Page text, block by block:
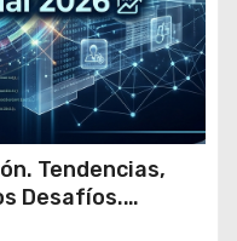
Tendencias,
Desafíos.
2026